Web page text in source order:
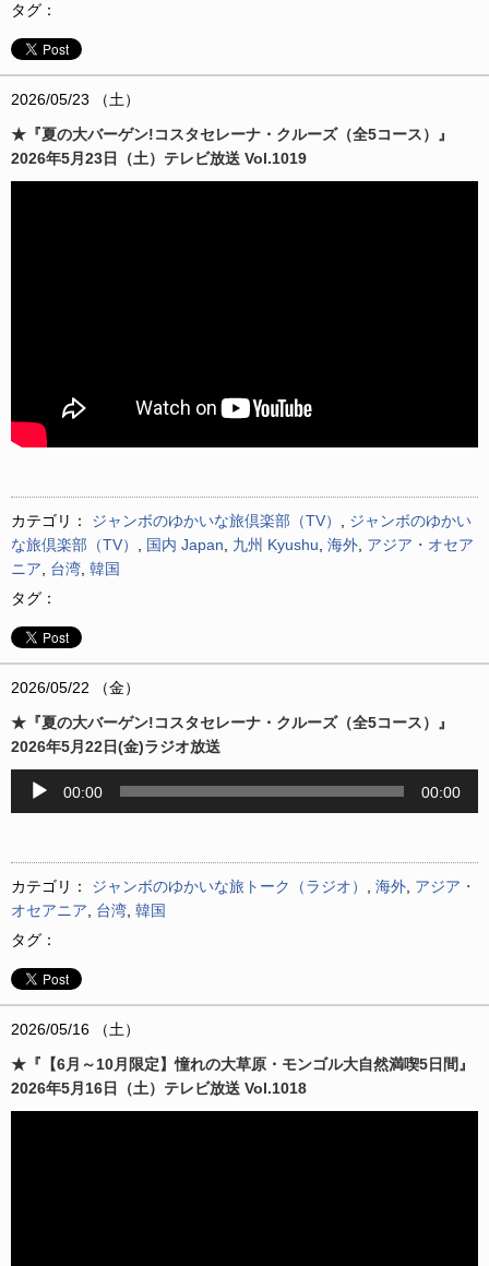
タグ：
2026/05/23 （土）
★『夏の大バーゲン!コスタセレーナ・クルーズ（全5コース）』
2026年5月23日（土）テレビ放送 Vol.1019
カテゴリ： ジャンボのゆかいな旅倶楽部（TV）
ジャンボのゆかい
な旅倶楽部（TV）
国内 Japan 九州 Kyushu 海外 アジア・オセア
ニア
台湾 韓国
タグ：
2026/05/22 （金）
★『夏の大バーゲン!コスタセレーナ・クルーズ（全5コース）』
2026年5月22日(金)ラジオ放送
ヤ
ー
00:00 00:00
カテゴリ： ジャンボのゆかいな旅トーク（ラジオ） 海外 アジア・
オセアニア
台湾 韓国
タグ：
2026/05/16 （土）
★『【6月～10月限定】憧れの大草原・モンゴル大自然満喫5日間』
2026年5月16日（土）テレビ放送 Vol.1018